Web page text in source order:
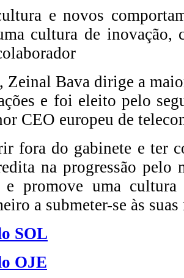
e novos
cultura de inovação,
Zeinal Bava dirige a
e foi eleito pelo
CEO europeu de
fora do gabinete e ter
na progressão pelo
e promove uma cultura
a submeter-se às suas
SOL
OJE